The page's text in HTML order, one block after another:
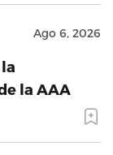
Ago 6, 2026
la AAA